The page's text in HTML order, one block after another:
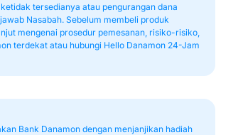
tersedianya atau pengurangan dana
Nasabah. Sebelum membeli produk
mengenai prosedur pemesanan, risiko-risiko,
terdekat atau hubungi Hello Danamon 24-Jam
Bank Danamon dengan menjanjikan hadiah